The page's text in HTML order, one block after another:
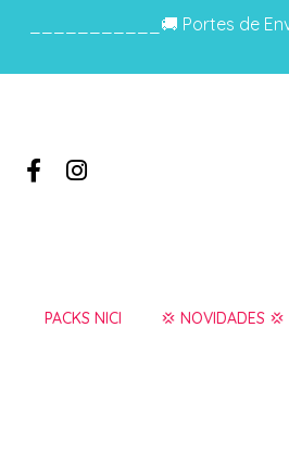
___________🚚 Portes de
PACKS NICI 💢 NOVIDADES 💢